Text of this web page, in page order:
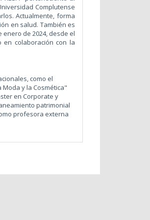
Complutense
Actualmente, forma
en salud. También es
enero de 2024, desde el
colaboración con la
como el
y la Cosmética"
en Corporate y
patrimonial
profesora externa